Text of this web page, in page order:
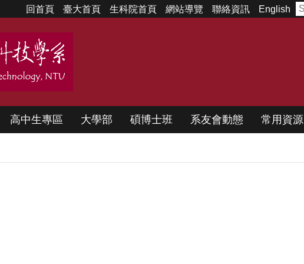
回首頁 臺大首頁 生科院首頁 網站導覽 聯絡資訊 English
高中生專區 大學部 碩博士班 系友會動態 常用資源